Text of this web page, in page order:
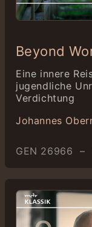
Beyond
Eine innere
jugendliche
Verdichtung
Johannes
GEN 26966 –